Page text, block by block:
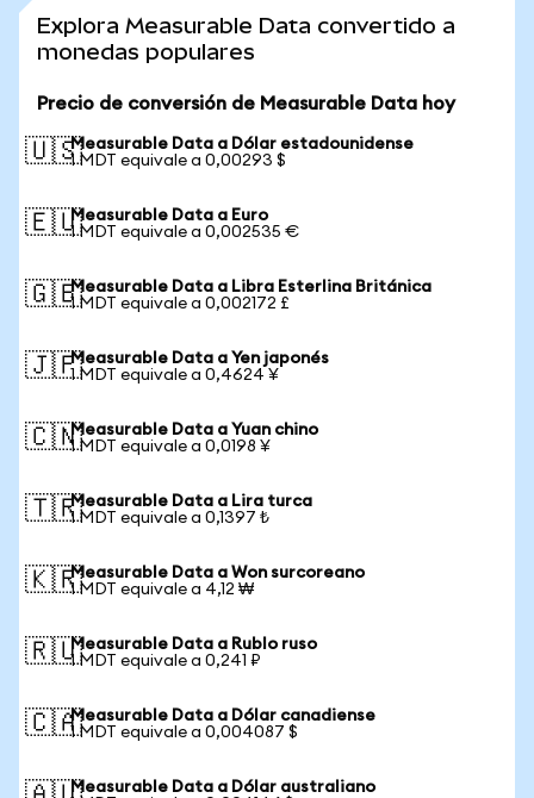
Explora Measurable Data convertido a
monedas populares
Precio de conversión de Measurable Data hoy
🇺🇸Measurable Data a Dólar estadounidense
1 MDT equivale a 0,00293 $
🇪🇺Measurable Data a Euro
1 MDT equivale a 0,002535 €
🇬🇧Measurable Data a Libra Esterlina Británica
1 MDT equivale a 0,002172 £
🇯🇵Measurable Data a Yen japonés
1 MDT equivale a 0,4624 ¥
🇨🇳Measurable Data a Yuan chino
1 MDT equivale a 0,0198 ¥
🇹🇷Measurable Data a Lira turca
1 MDT equivale a 0,1397 ₺
🇰🇷Measurable Data a Won surcoreano
1 MDT equivale a 4,12 ₩
🇷🇺Measurable Data a Rublo ruso
1 MDT equivale a 0,241 ₽
🇨🇦Measurable Data a Dólar canadiense
1 MDT equivale a 0,004087 $
Measurable Data a Dólar australiano